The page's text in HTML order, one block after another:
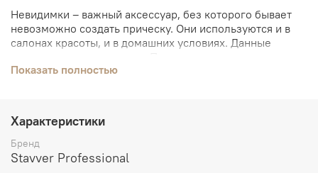
Невидимки – важный аксессуар, без которого бывает
невозможно создать прическу. Они используются и в
салонах красоты, и в домашних условиях. Данные
европейскими стандартами качества. Они очень прочны
Показать полностью
Характеристики
Бренд
Stavver Professional